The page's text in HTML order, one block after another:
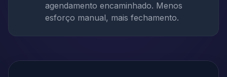
agendamento encaminhado. Menos
esforço manual, mais fechamento.